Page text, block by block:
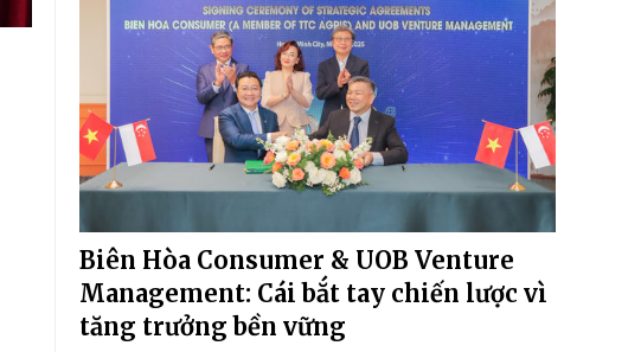
Biên Hòa Consumer & UOB Venture
Management: Cái bắt tay chiến lược vì
tăng trưởng bền vững